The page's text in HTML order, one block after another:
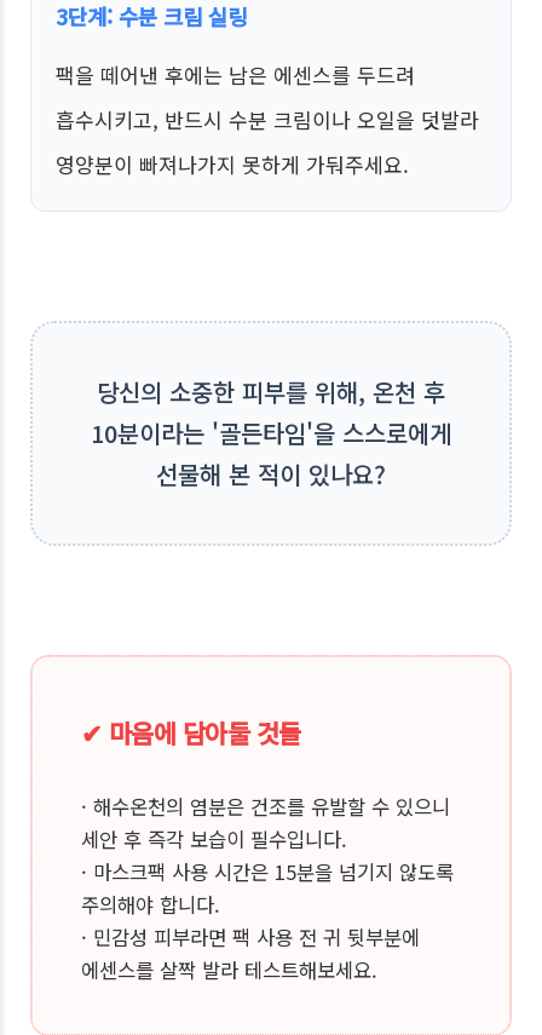
3단계: 수분 크림 실링
팩을 떼어낸 후에는 남은 에센스를 두드려
흡수시키고, 반드시 수분 크림이나 오일을 덧발라
영양분이 빠져나가지 못하게 가둬주세요.
당신의 소중한 피부를 위해, 온천 후
10분이라는 '골든타임'을 스스로에게
선물해 본 적이 있나요?
✔ 마음에 담아둘 것들
· 해수온천의 염분은 건조를 유발할 수 있으니
세안 후 즉각 보습이 필수입니다.
· 마스크팩 사용 시간은 15분을 넘기지 않도록
주의해야 합니다.
· 민감성 피부라면 팩 사용 전 귀 뒷부분에
에센스를 살짝 발라 테스트해보세요.